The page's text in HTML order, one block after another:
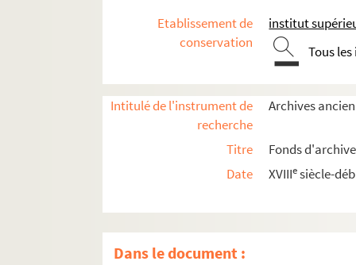
Etablissement de
conservation
institut
Tous
Intitulé de l'instrument de
recherche
Archives
Titre
Fonds
Date
XVIIIesiècle-
Dans le document :
Politique générale et administration